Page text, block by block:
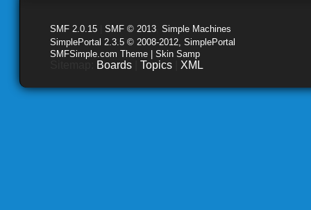
SMF 2.0.15 SMF © 2013 Simple Machines
SimplePortal 2.3.5 © 2008-2012, SimplePortal
SMFSimple.com Theme | Skin Samp
Boards Topics XML